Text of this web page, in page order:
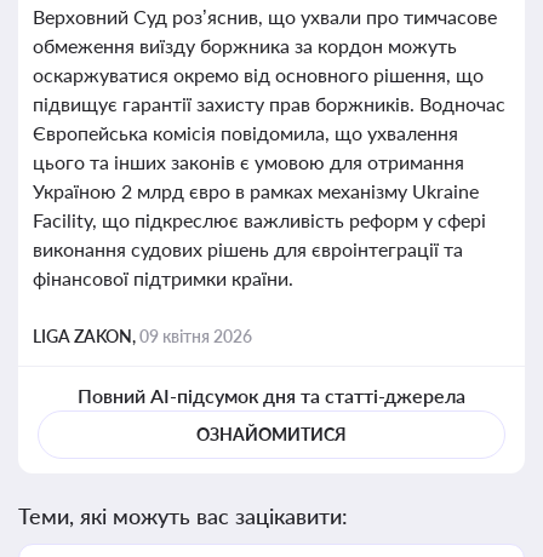
Верховний Суд роз’яснив, що ухвали про тимчасове
обмеження виїзду боржника за кордон можуть
оскаржуватися окремо від основного рішення, що
підвищує гарантії захисту прав боржників. Водночас
Європейська комісія повідомила, що ухвалення
цього та інших законів є умовою для отримання
Україною 2 млрд євро в рамках механізму Ukraine
Facility, що підкреслює важливість реформ у сфері
виконання судових рішень для євроінтеграції та
фінансової підтримки країни.
LIGA ZAKON,09 квітня 2026
Повний AI-підсумок дня та статті-джерела
ОЗНАЙОМИТИСЯ
Теми, які можуть вас зацікавити: